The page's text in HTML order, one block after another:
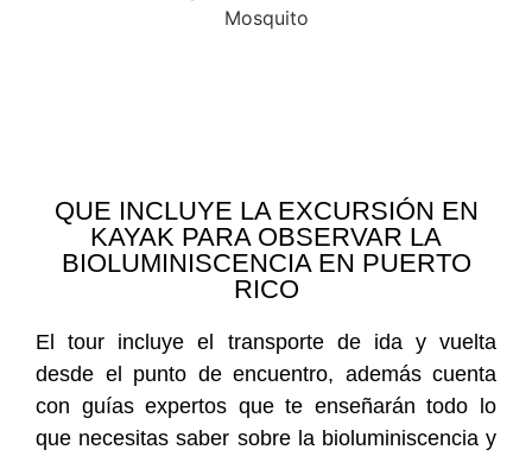
QUE INCLUYE LA EXCURSIÓN EN
KAYAK PARA OBSERVAR LA
BIOLUMINISCENCIA EN PUERTO
RICO
El tour incluye el transporte de ida y vuelta
desde el punto de encuentro, además cuenta
con guías expertos que te enseñarán todo lo
que necesitas saber sobre la bioluminiscencia y